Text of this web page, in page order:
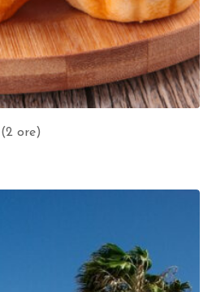
ore)